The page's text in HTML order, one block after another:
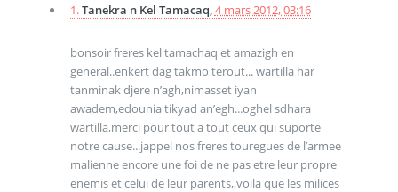
1.Tanekra n Kel Tamacaq,4 mars 2012, 03:16
bonsoir freres kel tamachaq et amazigh en
general..enkert dag takmo terout... wartilla har
tanminak djere n’agh,nimasset iyan
awadem,edounia tikyad an’egh...oghel sdhara
wartilla,merci pour tout a tout ceux qui suporte
notre cause...jappel nos freres touregues de l’armee
malienne encore une foi de ne pas etre leur propre
enemis et celui de leur parents,,voila que les milices